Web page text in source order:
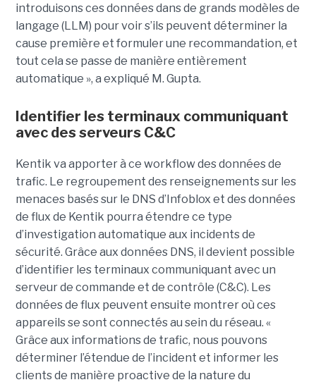
introduisons ces données dans de grands modèles de
langage (LLM) pour voir s’ils peuvent déterminer la
cause première et formuler une recommandation, et
tout cela se passe de manière entièrement
automatique », a expliqué M. Gupta.
Identifier les terminaux communiquant
avec des serveurs C&C
Kentik va apporter à ce workflow des données de
trafic. Le regroupement des renseignements sur les
menaces basés sur le DNS d’Infoblox et des données
de flux de Kentik pourra étendre ce type
d’investigation automatique aux incidents de
sécurité. Grâce aux données DNS, il devient possible
d’identifier les terminaux communiquant avec un
serveur de commande et de contrôle (C&C). Les
données de flux peuvent ensuite montrer où ces
appareils se sont connectés au sein du réseau. «
Grâce aux informations de trafic, nous pouvons
déterminer l’étendue de l’incident et informer les
clients de manière proactive de la nature du